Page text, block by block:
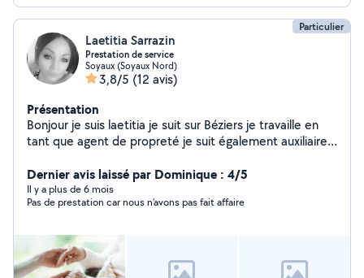
Particulier
Laetitia Sarrazin
Prestation de service
Soyaux (Soyaux Nord)
3,8/5 (12 avis)
Présentation
Bonjour je suis laetitia je suit sur Béziers je travaille en
tant que agent de propreté je suit également auxiliaire
satisfaire chaque demande..n'hésitez pas a me
contacter
Dernier avis laissé par Dominique : 4/5
Il y a plus de 6 mois
Pas de prestation car nous n’avons pas fait affaire